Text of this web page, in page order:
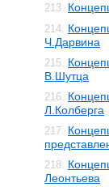
213.
214.
Ч.Дарвина
215.
В.Шутца
216.
Л.Колберга
217.
218.
Леонтьева